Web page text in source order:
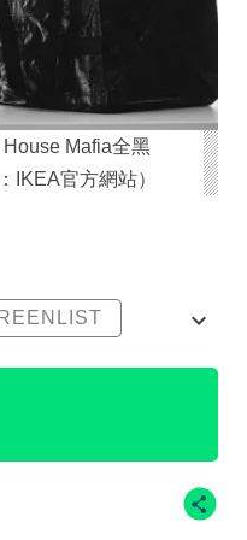
Mafia全黑
IKEA官方網站）